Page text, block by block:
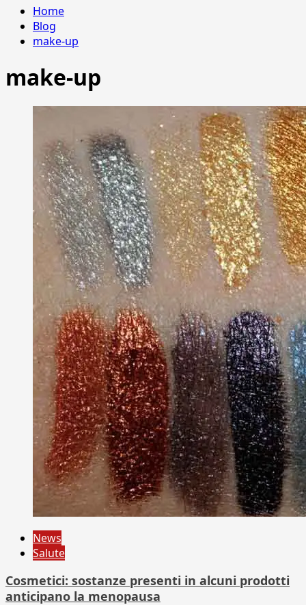
Home
Blog
make-up
make-up
News
Salute
Cosmetici: sostanze presenti in alcuni prodotti
anticipano la menopausa